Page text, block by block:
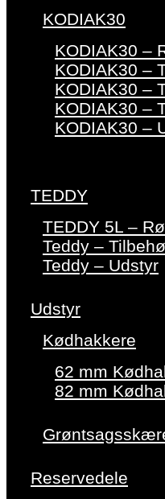
KODIAK30
KODIAK30 –
KODIAK30 –
KODIAK30 –
KODIAK30 –
KODIAK30 –
TEDDY
TEDDY 5L –
Teddy –
Teddy – Udstyr
Udstyr
Kødhakkere
62 mm
82 mm
Reservedele